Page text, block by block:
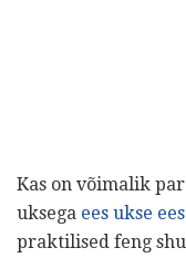
Kas on võimalik
uksega ees ukse ees
praktilised feng